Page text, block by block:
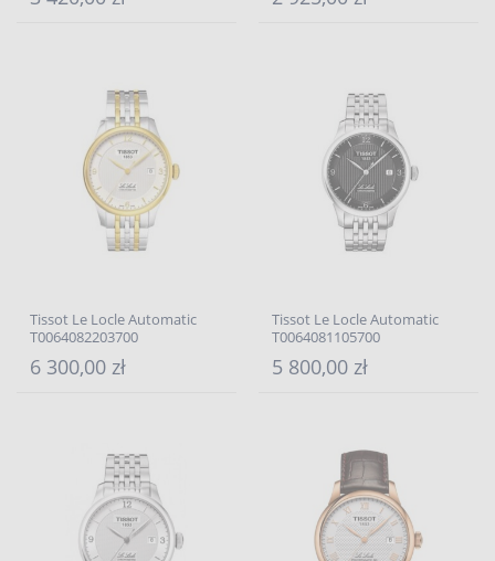
Tissot Le Locle Automatic
T0064082203700
6 300,00 zł
Tissot Le Locle Automatic
T0064081105700
5 800,00 zł